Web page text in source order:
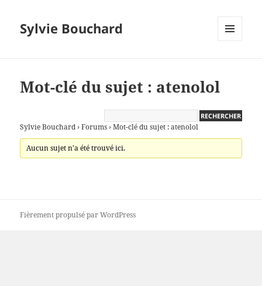
Sylvie Bouchard
Mot-clé du sujet : atenolol
Sylvie Bouchard › Forums › Mot-clé du sujet : atenolol
Aucun sujet n’a été trouvé ici.
Fièrement propulsé par WordPress